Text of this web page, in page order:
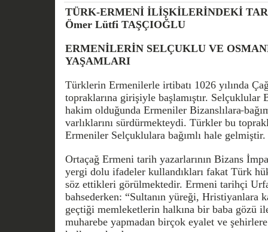
TÜRK-ERMENİ İLİŞKİLERİNDEKİ
Ömer Lütfi TAŞÇIOĞLU
ERMENİLERİN SELÇUKLU VE
YAŞAMLARI
Türklerin Ermenilerle irtibatı 1026 yılında
topraklarına girişiyle başlamıştır. Selçuklular
hakim olduğunda Ermeniler Bizanslılara
varlıklarını sürdürmekteydi. Türkler bu
Ermeniler Selçuklulara bağımlı hale gelmiştir.
Ortaçağ Ermeni tarih yazar­larının Bizans
yergi dolu ifadeler kullandıkları fakat Türk
söz ettikleri görülmektedir. Ermeni tarihçi
bahsederken: “Sultanın yüreği, Hristiyanlara
geçtiği memleketlerin halkına bir baba gözü
muharebe yapmadan birçok eyalet ve